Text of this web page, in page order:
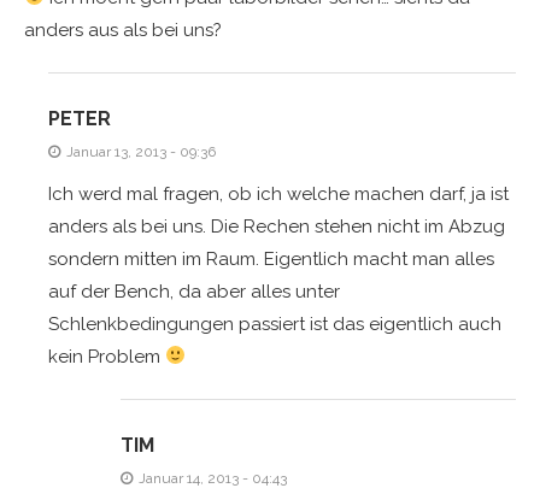
anders aus als bei uns?
PETER
Januar 13, 2013 - 09:36
Ich werd mal fragen, ob ich welche machen darf, ja ist
anders als bei uns. Die Rechen stehen nicht im Abzug
sondern mitten im Raum. Eigentlich macht man alles
auf der Bench, da aber alles unter
Schlenkbedingungen passiert ist das eigentlich auch
kein Problem
TIM
Januar 14, 2013 - 04:43